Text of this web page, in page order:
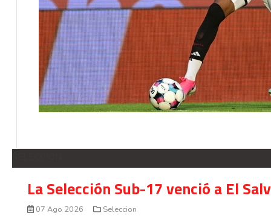
La Selección Sub-17 venció a El
07 Ago 2026 Seleccion